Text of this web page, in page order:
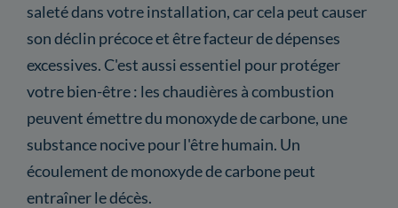
saleté dans votre installation, car cela peut causer
son déclin précoce et être facteur de dépenses
excessives. C'est aussi essentiel pour protéger
votre bien-être : les chaudières à combustion
peuvent émettre du monoxyde de carbone, une
substance nocive pour l'être humain. Un
écoulement de monoxyde de carbone peut
entraîner le décès.